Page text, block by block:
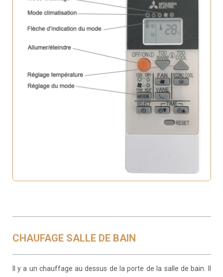
CHAUFAGE SALLE DE BAIN
Il y a un chauffage au dessus de la porte de la salle de bain. Il